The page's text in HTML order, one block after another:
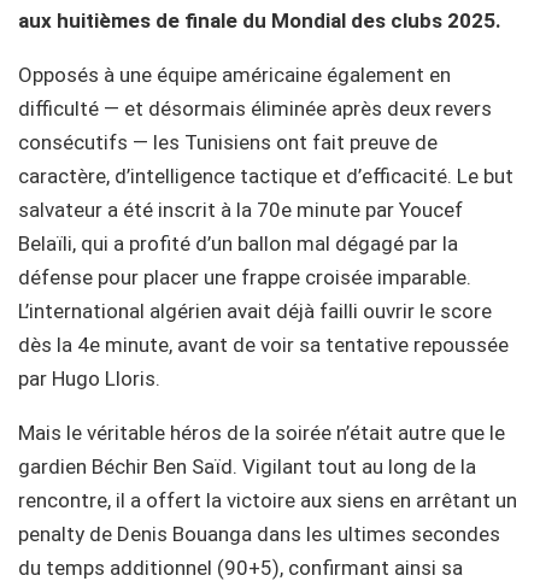
aux huitièmes de finale du Mondial des clubs 2025.
Opposés à une équipe américaine également en
difficulté — et désormais éliminée après deux revers
consécutifs — les Tunisiens ont fait preuve de
caractère, d’intelligence tactique et d’efficacité. Le but
salvateur a été inscrit à la 70e minute par Youcef
Belaïli, qui a profité d’un ballon mal dégagé par la
défense pour placer une frappe croisée imparable.
L’international algérien avait déjà failli ouvrir le score
dès la 4e minute, avant de voir sa tentative repoussée
par Hugo Lloris.
Mais le véritable héros de la soirée n’était autre que le
gardien Béchir Ben Saïd. Vigilant tout au long de la
rencontre, il a offert la victoire aux siens en arrêtant un
penalty de Denis Bouanga dans les ultimes secondes
du temps additionnel (90+5), confirmant ainsi sa